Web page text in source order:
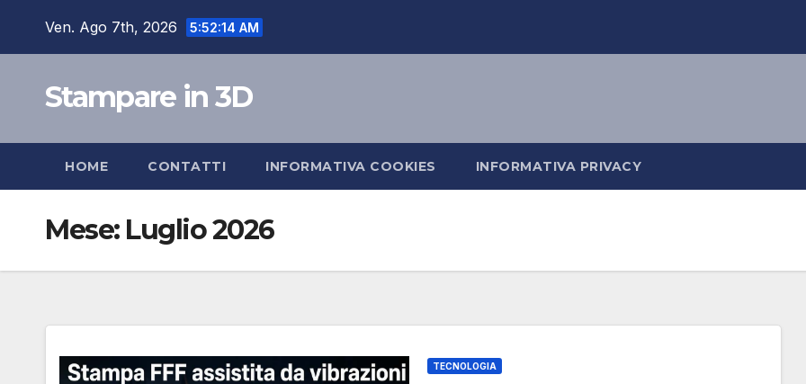
Ven. Ago 7th, 2026 5:52:15 AM
Stampare in 3D
HOME CONTATTI INFORMATIVA COOKIES INFORMATIVA PRIVACY
Mese: Luglio 2026
TECNOLOGIA